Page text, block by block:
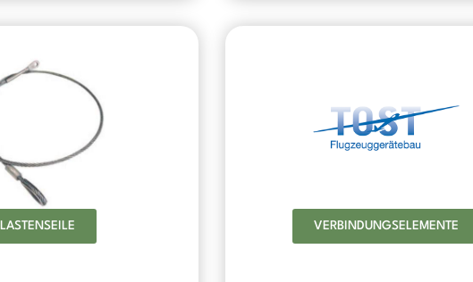
LASTENSEILE VERBINDUNGSELEMENTE